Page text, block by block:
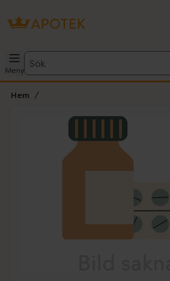
Meny
Sök
Hem
Lista: . Innehåller 1 objekt.